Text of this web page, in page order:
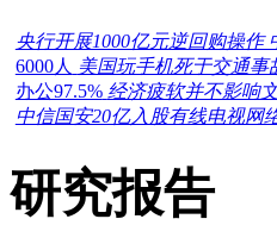
央行开展1000亿元逆回购操作
6000人 美国玩手机死于交通事
办公97.5% 经济疲软并不影响
中信国安20亿入股有线电视网
研究报告